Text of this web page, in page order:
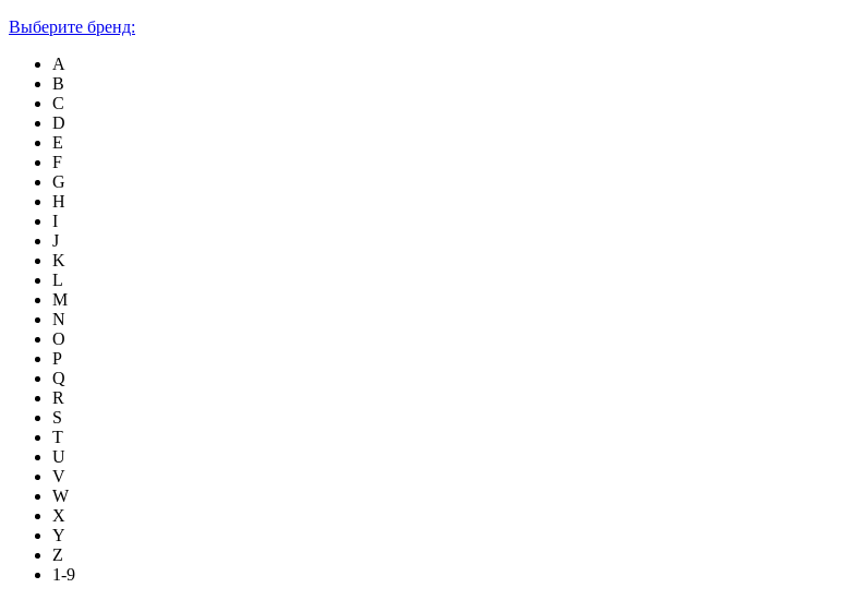
Выберите бренд:
A
B
C
D
E
F
G
H
I
J
K
L
M
N
O
P
Q
R
S
T
U
V
W
X
Y
Z
1-9